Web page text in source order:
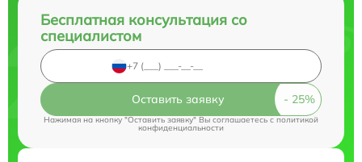
Бесплатная консультация со
специалистом
Оставить заявку
Нажимая на кнопку "Оставить заявку" Вы соглашаетесь cполитикой
конфиденциальности